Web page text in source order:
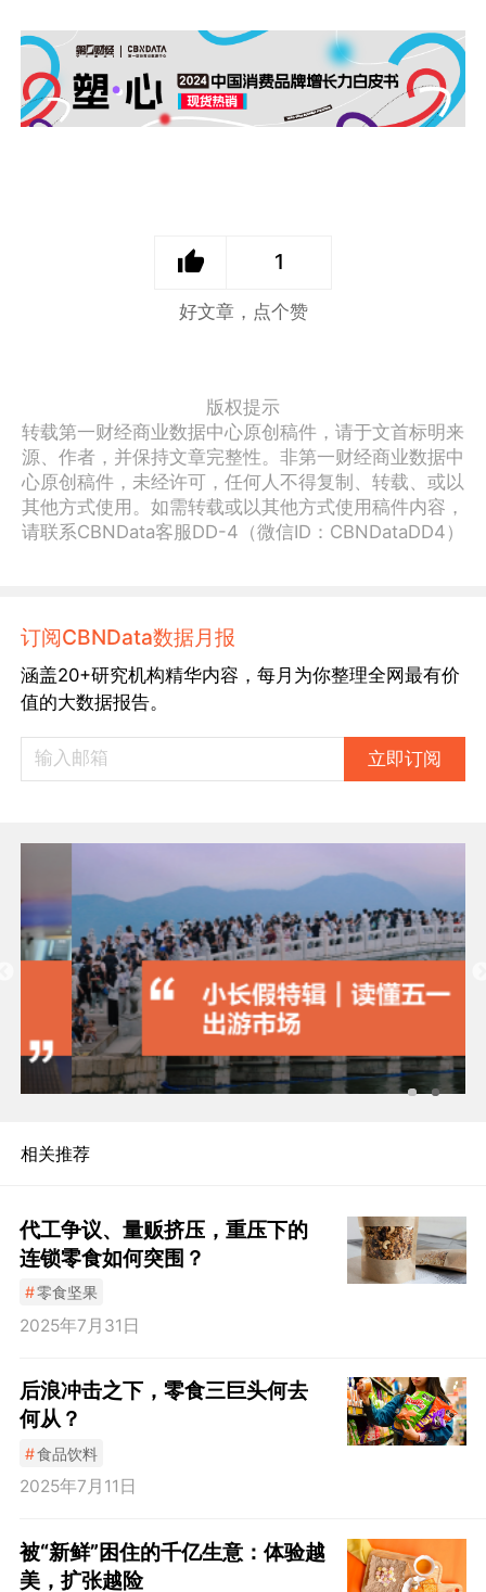
1
好文章，点个赞
版权提示
转载第一财经商业数据中心原创稿件，请于文首标明来
源、作者，并保持文章完整性。非第一财经商业数据中
心原创稿件，未经许可，任何人不得复制、转载、或以
其他方式使用。如需转载或以其他方式使用稿件内容，
请联系CBNData客服DD-4（微信ID：CBNDataDD4）
订阅CBNData数据月报
涵盖20+研究机构精华内容，每月为你整理全网最有价
值的大数据报告。
立即订阅
相关推荐
代工争议、量贩挤压，重压下的
连锁零食如何突围？
#零食坚果
2025年7月31日
后浪冲击之下，零食三巨头何去
何从？
#食品饮料
2025年7月11日
被“新鲜”困住的千亿生意：体验越
美，扩张越险